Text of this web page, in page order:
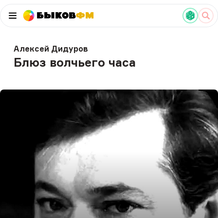
БыковФМ
Алексей Дидуров
Блюз волчьего часа